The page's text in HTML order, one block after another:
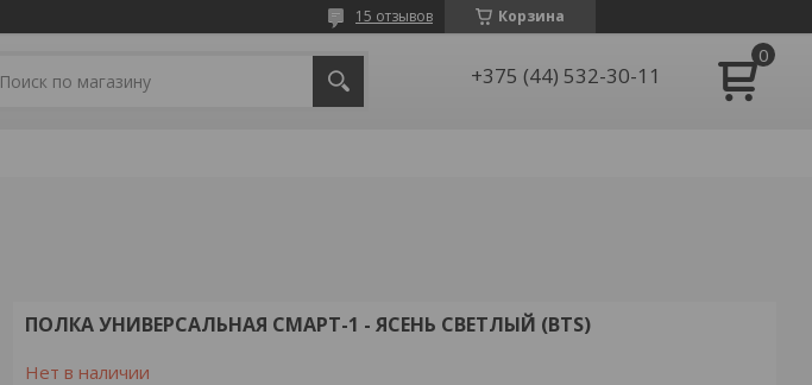
Корзина
15 отзывов
+375 (44) 532-30-11
ПОЛКА УНИВЕРСАЛЬНАЯ СМАРТ-1 - ЯСЕНЬ СВЕТЛЫЙ (BTS)
Нет в наличии